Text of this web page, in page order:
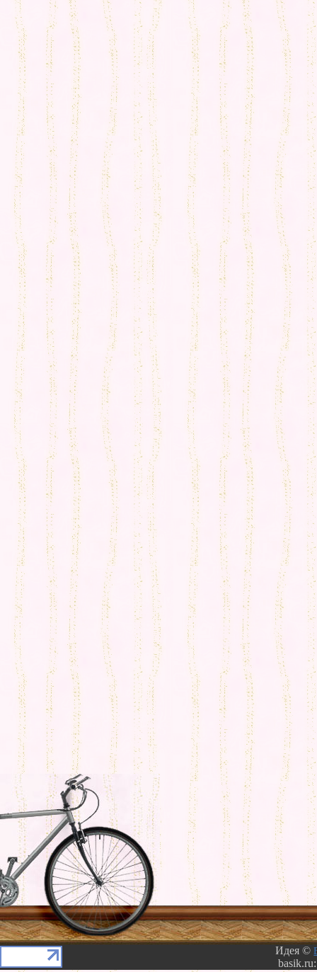
Идея ©